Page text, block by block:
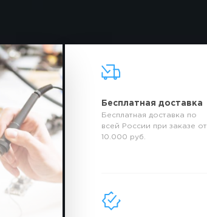
Бесплатная доставка
Бесплатная доставка по
всей России при заказе от
10.000 руб.